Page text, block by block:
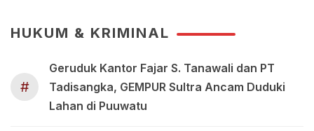
HUKUM & KRIMINAL
#
Geruduk Kantor Fajar S. Tanawali dan PT
Tadisangka, GEMPUR Sultra Ancam Duduki
Lahan di Puuwatu